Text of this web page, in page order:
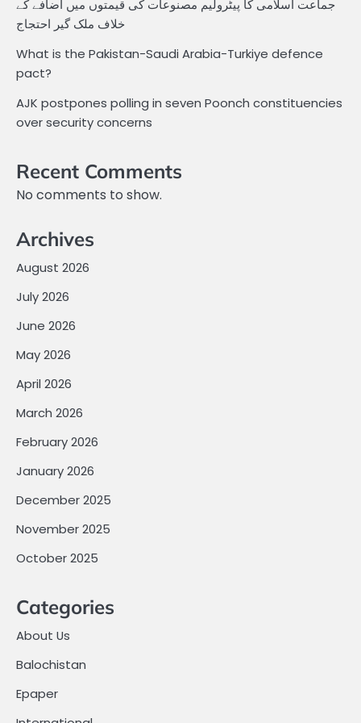
جماعت اسلامی کا پیٹرولیم مصنوعات کی قیمتوں میں اضافے کے
خلاف ملک گیر احتجاج
What is the Pakistan-Saudi Arabia-Turkiye defence
pact?
AJK postpones polling in seven Poonch constituencies
over security concerns
Recent Comments
No comments to show.
Archives
August 2026
July 2026
June 2026
May 2026
April 2026
March 2026
February 2026
January 2026
December 2025
November 2025
October 2025
Categories
About Us
Balochistan
Epaper